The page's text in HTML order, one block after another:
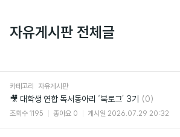
자유게시판 전체글
카테고리 자유게시판
🎥 대학생 연합 독서동아리 ‘북로그’ 3기
댓
글
(0)
조회수 1195 좋아요 0 게시일 2026.07.29 20:32